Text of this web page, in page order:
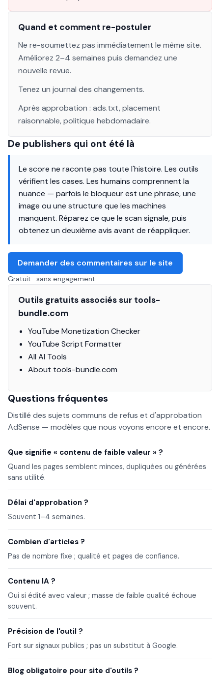
Quand et comment re-postuler
Ne re-soumettez pas immédiatement le même site.
Améliorez 2–4 semaines puis demandez une
nouvelle revue.
Tenez un journal des changements.
Après approbation : ads.txt, placement
raisonnable, politique hebdomadaire.
De publishers qui ont été là
Le score ne raconte pas toute l'histoire. Les outils
vérifient les cases. Les humains comprennent la
nuance — parfois le bloqueur est une phrase, une
image ou une structure que les machines
manquent. Réparez ce que le scan signale, puis
obtenez un deuxième avis avant de réappliquer.
Demander des commentaires sur le site
Gratuit · sans engagement
Outils gratuits associés sur tools-
bundle.com
YouTube Monetization Checker
YouTube Script Formatter
All AI Tools
About tools-bundle.com
Questions fréquentes
Distillé des sujets communs de refus et d'approbation
AdSense — modèles que nous voyons encore et encore.
Que signifie « contenu de faible valeur » ?
Quand les pages semblent minces, dupliquées ou générées
sans utilité.
Délai d'approbation ?
Souvent 1–4 semaines.
Combien d'articles ?
Pas de nombre fixe ; qualité et pages de confiance.
Contenu IA ?
Oui si édité avec valeur ; masse de faible qualité échoue
souvent.
Précision de l'outil ?
Fort sur signaux publics ; pas un substitut à Google.
Blog obligatoire pour site d'outils ?